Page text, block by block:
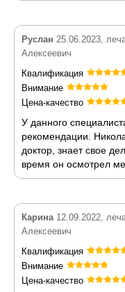
Руслан 25.06.2023,
Алексеевич
Квалификация
Внимание
Цена-качество
У данного
рекомендации.
доктор, знает свое
время он осмотрел
Карина12.09.2022,
Алексеевич
Квалификация
Внимание
Цена-качество